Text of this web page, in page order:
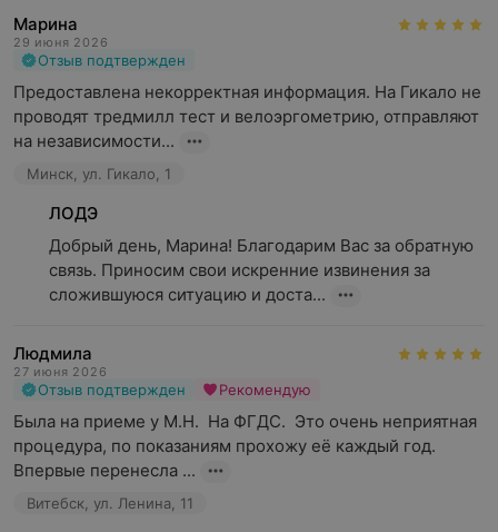
Марина
29 июня 2026
Отзыв подтвержден
Предоставлена некорректная информация. На Гикало не
проводят тредмилл тест и велоэргометрию, отправляют
на независимости...
Минск, ул. Гикало, 1
ЛОДЭ
Добрый день, Марина! Благодарим Вас за обратную
связь. Приносим свои искренние извинения за
сложившуюся ситуацию и доста...
Людмила
27 июня 2026
Отзыв подтвержден Рекомендую
Была на приеме у М.Н.  На ФГДС.  Это очень неприятная
процедура, по показаниям прохожу её каждый год.
Впервые перенесла ...
Витебск, ул. Ленина, 11